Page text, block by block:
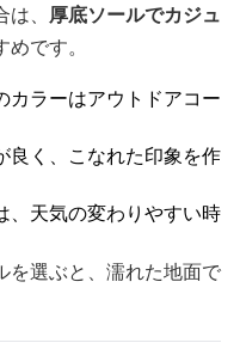
、 厚底ソールでカジュ
です。
カラーはアウトドアコー
良く、こなれた印象を作
、天気の変わりやすい時
を選ぶと、濡れた地面で